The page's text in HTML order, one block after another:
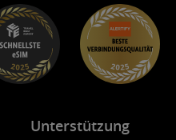
Unterstützung